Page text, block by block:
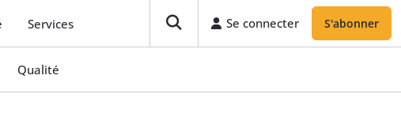
Services Se connecter S'abonner
Qualité